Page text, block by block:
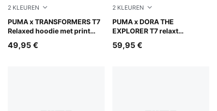
2 KLEUREN
PUMA x TRANSFORMERS T7
Relaxed hoodie met print
Racing Blue
49,95 €
2 KLEUREN
PUMA x DORA THE
EXPLORER T7 relaxt
ronde hals voor kinderen
Mauve Glow
59,95 €